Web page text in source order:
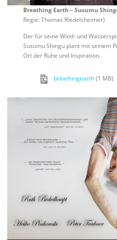
Breathing Earth – Susumu
Regie: Thomas Riedelsheimer)
Der für seine Wind- und
Susumu Shingu plant mit seinem
Ort der Ruhe und Inspiration.
breathingearth(1 MB)